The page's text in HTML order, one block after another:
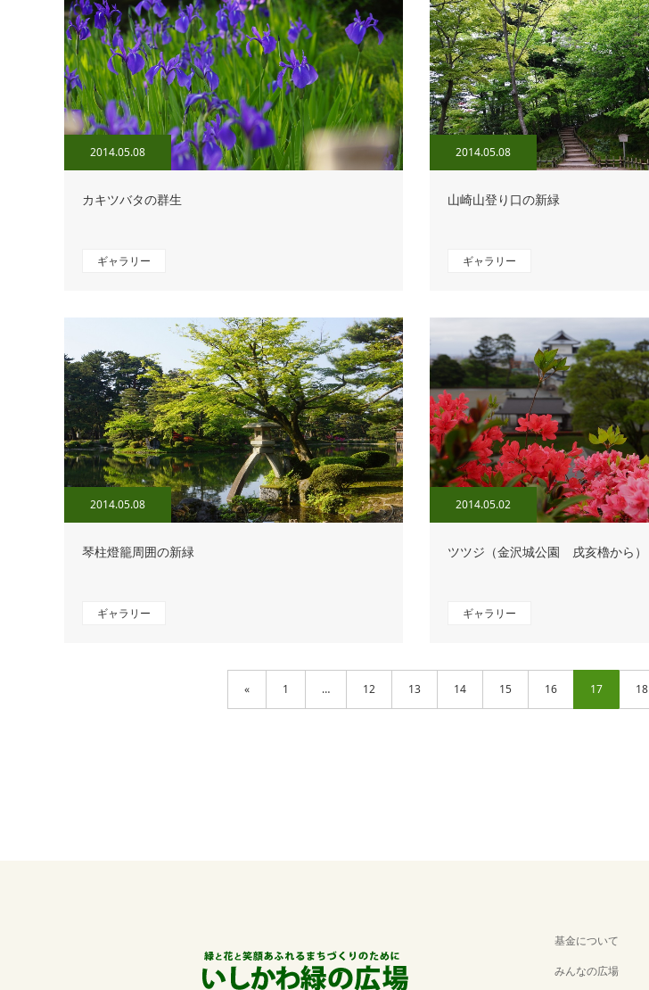
2014.05.08
カキツバタの群生
ギャラリー
2014.05.08
山崎山登り口の新緑
ギャラリー
2014.05.08
琴柱燈籠周囲の新緑
ギャラリー
2014.05.02
ツツジ（金沢城公園 戌亥櫓から）
ギャラリー
« 1 … 12 13 14 15 16 17 18
基金について
みんなの広場